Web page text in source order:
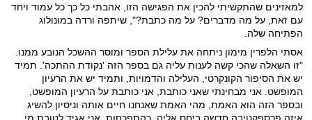
למאזינים שהתקשיתי להכין את הפגישה הזו, אהבתי כל כך כל עמוד ויחד
עם זאת, על מה מדברים? על מה כתבת?", שיתפה ורדה במונולוג
הפתיחה שלה.
אסתי הלפרין מימון ניתחה את עלילת הספר ומוסר ההשכל הנובע ממנו.
"זו השאלה שהכי קשה לענות עליה גם בספר הזה 'נקודת ההתכה'. תמיד
יש את הסיפור הקונקרטי, העלילה והדמויות, ותמיד יש את הרעיון
המופשט. אני מבחינתי שאני כותבת, אני כותבת על הרעיון המופשט,
ובספר הזה הוא האמת, מהי האמת שאנחנו חיים אותה וניסיון להשיג